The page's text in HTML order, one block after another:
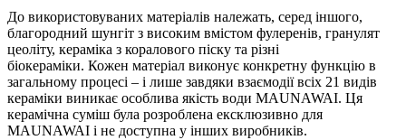
До використовуваних матеріалів належать, серед іншого,
благородний шунгіт з високим вмістом фулеренів, гранулят
цеоліту, кераміка з коралового піску та різні
біокераміки. Кожен матеріал виконує конкретну функцію в
загальному процесі – і лише завдяки взаємодії всіх 21 видів
кераміки виникає особлива якість води MAUNAWAI. Ця
керамічна суміш була розроблена ексклюзивно для
MAUNAWAI і не доступна у інших виробників.